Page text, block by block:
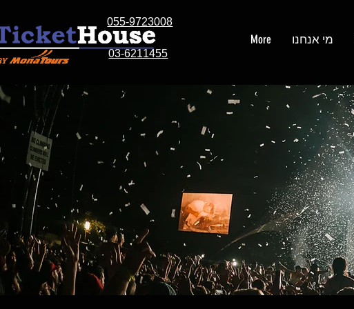
055-9723008
03-6211455
מי אנחנו
More